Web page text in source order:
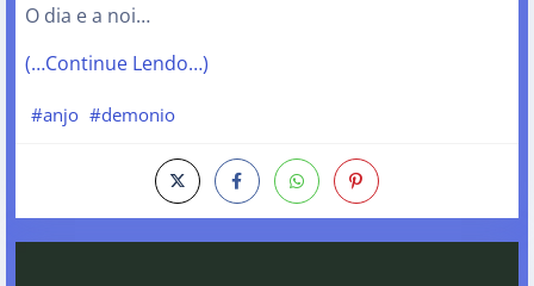
O dia e a noi…
(…Continue Lendo…)
#anjo #demonio